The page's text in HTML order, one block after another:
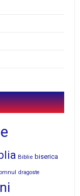
Biblie biserica
dragoste